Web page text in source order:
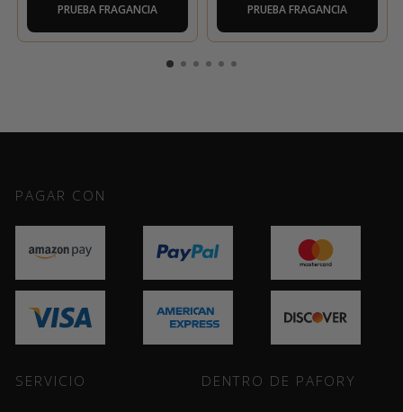
PRUEBA FRAGANCIA PRUEBA FRAGANCIA
PAGAR CON
SERVICIO DENTRO DE PAFORY